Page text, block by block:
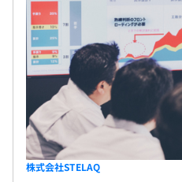
株式会社STELAQ